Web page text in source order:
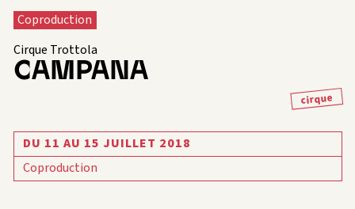
Coproduction
Cirque Trottola
CAMPANA
cirque
DU 11 AU 15 JUILLET 2018
Coproduction